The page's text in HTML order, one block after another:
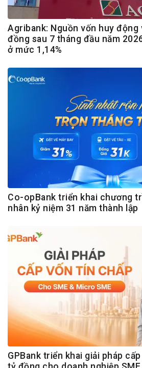
Agribank: Nguồn vốn huy
đồng sau 7 tháng đầu năm
ở mức 1,14%
Co-opBank triển khai chương
nhân kỷ niệm 31 năm thành lập
GPBank triển khai giải pháp